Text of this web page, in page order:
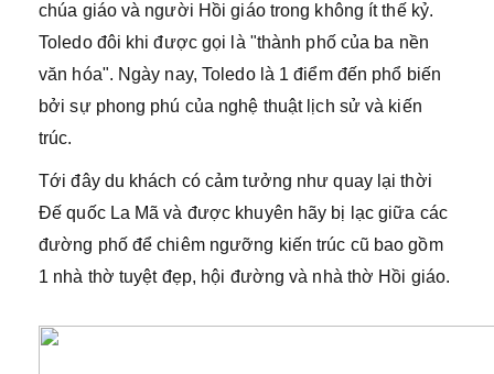
chúa giáo và người Hồi giáo trong không ít thế kỷ.
Toledo đôi khi được gọi là "thành phố của ba nền
văn hóa". Ngày nay, Toledo là 1 điểm đến phổ biến
bởi sự phong phú của nghệ thuật lịch sử và kiến
trúc.
Tới đây du khách có cảm tưởng như quay lại thời
Đế quốc La Mã và được khuyên hãy bị lạc giữa các
đường phố để chiêm ngưỡng kiến trúc cũ bao gồm
1 nhà thờ tuyệt đẹp, hội đường và nhà thờ Hồi giáo.